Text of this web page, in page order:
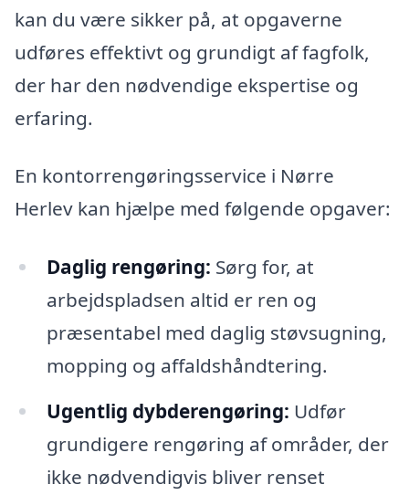
kan du være sikker på, at opgaverne
udføres effektivt og grundigt af fagfolk,
der har den nødvendige ekspertise og
erfaring.
En kontorrengøringsservice i Nørre
Herlev kan hjælpe med følgende opgaver:
Daglig rengøring: Sørg for, at
arbejdspladsen altid er ren og
præsentabel med daglig støvsugning,
mopping og affaldshåndtering.
Ugentlig dybderengøring: Udfør
grundigere rengøring af områder, der
ikke nødvendigvis bliver renset